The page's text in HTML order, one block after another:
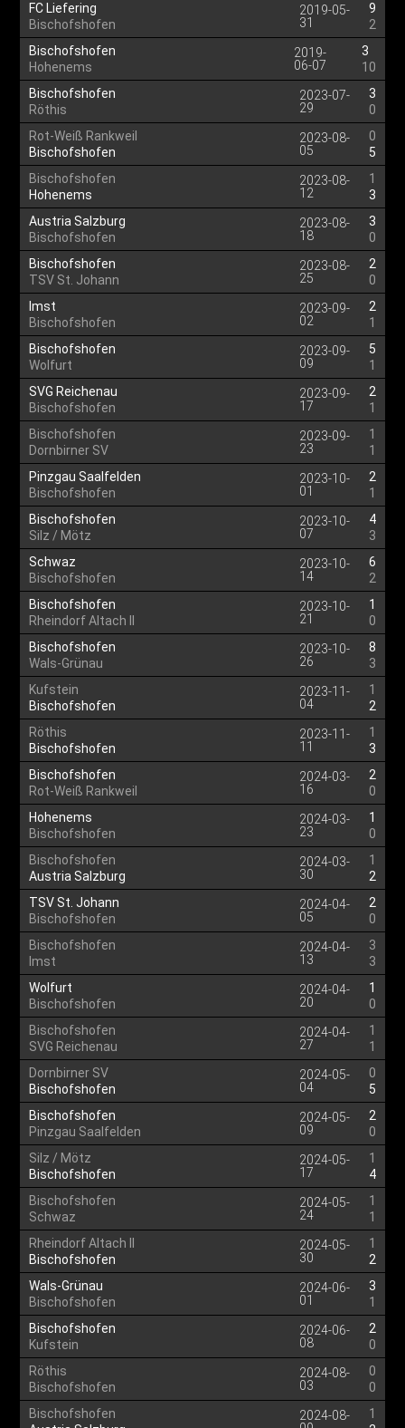
FC Liefering
Bischofshofen
2019-05-
31
9
2
Bischofshofen
Hohenems
2019-
06-07
3
10
Bischofshofen
Röthis
2023-07-
29
3
0
Rot-Weiß Rankweil
Bischofshofen
2023-08-
05
0
5
Bischofshofen
Hohenems
2023-08-
12
1
3
Austria Salzburg
Bischofshofen
2023-08-
18
3
0
Bischofshofen
TSV St. Johann
2023-08-
25
2
0
Imst
Bischofshofen
2023-09-
02
2
1
Bischofshofen
Wolfurt
2023-09-
09
5
1
SVG Reichenau
Bischofshofen
2023-09-
17
2
1
Bischofshofen
Dornbirner SV
2023-09-
23
1
1
Pinzgau Saalfelden
Bischofshofen
2023-10-
01
2
1
Bischofshofen
Silz / Mötz
2023-10-
07
4
3
Schwaz
Bischofshofen
2023-10-
14
6
2
Bischofshofen
Rheindorf Altach II
2023-10-
21
1
0
Bischofshofen
Wals-Grünau
2023-10-
26
8
3
Kufstein
Bischofshofen
2023-11-
04
1
2
Röthis
Bischofshofen
2023-11-
11
1
3
Bischofshofen
Rot-Weiß Rankweil
2024-03-
16
2
0
Hohenems
Bischofshofen
2024-03-
23
1
0
Bischofshofen
Austria Salzburg
2024-03-
30
1
2
TSV St. Johann
Bischofshofen
2024-04-
05
2
0
Bischofshofen
Imst
2024-04-
13
3
3
Wolfurt
Bischofshofen
2024-04-
20
1
0
Bischofshofen
SVG Reichenau
2024-04-
27
1
1
Dornbirner SV
Bischofshofen
2024-05-
04
0
5
Bischofshofen
Pinzgau Saalfelden
2024-05-
09
2
0
Silz / Mötz
Bischofshofen
2024-05-
17
1
4
Bischofshofen
Schwaz
2024-05-
24
1
1
Rheindorf Altach II
Bischofshofen
2024-05-
30
1
2
Wals-Grünau
Bischofshofen
2024-06-
01
3
1
Bischofshofen
Kufstein
2024-06-
08
2
0
Röthis
Bischofshofen
2024-08-
03
0
0
Bischofshofen
2024-08-
1